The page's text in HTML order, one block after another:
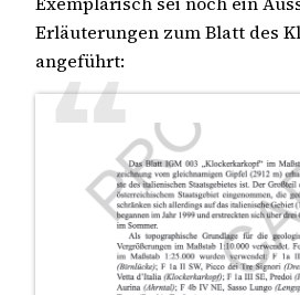
Erläuterungen zum Blatt des
angeführt: